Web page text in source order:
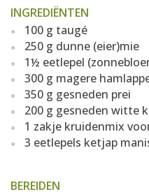
INGREDIËNTEN
100 g taugé
250 g dunne (eier)mie
1½ eetlepel
300 g magere
350 g gesneden prei
200 g gesneden witte
1 zakje kruidenmix
3 eetlepels ketjap
BEREIDEN